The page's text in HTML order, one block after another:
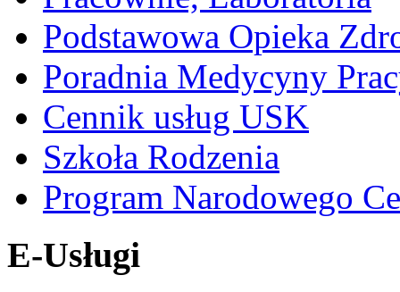
Podstawowa Opieka
Poradnia Medycyny
Cennik usług USK
Szkoła Rodzenia
Program Narodowego
E-Usługi